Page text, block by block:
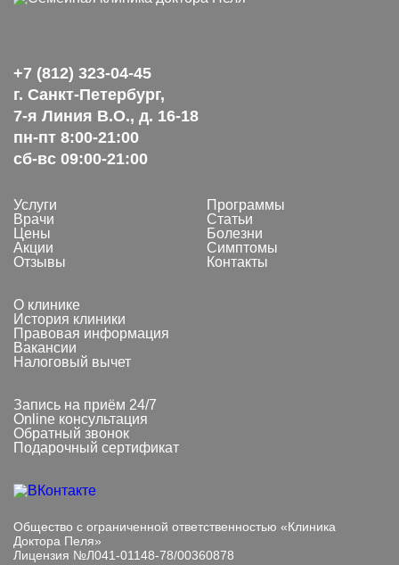
+7 (812) 323-04-45
г. Санкт-Петербург,
7-я Линия В.О., д. 16-18
пн-пт 8:00-21:00
сб-вс 09:00-21:00
Услуги
Врачи
Цены
Акции
Отзывы
Программы
Статьи
Болезни
Симптомы
Контакты
О клинике
История клиники
Правовая информация
Вакансии
Налоговый вычет
Запись на приём 24/7
Online консультация
Обратный звонок
Подарочный сертификат
Общество с ограниченной ответственностью «Клиника
Доктора Пеля»
Лицензия №Л041-01148-78/00360878